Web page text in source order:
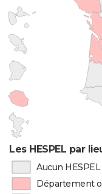
Les HESPEL par
Aucun
Département